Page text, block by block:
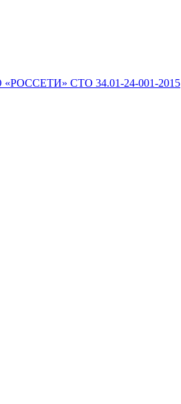
«РОССЕТИ» СТО 34.01-24-001-2015